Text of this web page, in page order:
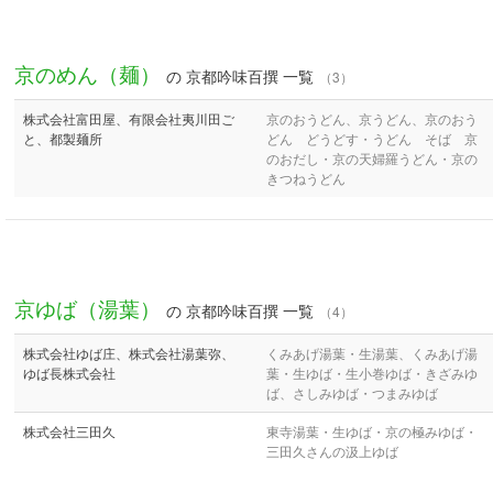
京のめん（麺） の 京都吟味百撰 一覧 （3）
株式会社富田屋、有限会社夷川田ご
と、都製麺所
京のおうどん、京うどん、京のおう
どん どうどす・うどん そば 京
のおだし・京の天婦羅うどん・京の
きつねうどん
京ゆば（湯葉） の 京都吟味百撰 一覧 （4）
株式会社ゆば庄、株式会社湯葉弥、
ゆば長株式会社
くみあげ湯葉・生湯葉、くみあげ湯
葉・生ゆば・生小巻ゆば・きざみゆ
ば、さしみゆば・つまみゆば
株式会社三田久
東寺湯葉・生ゆば・京の極みゆば・
三田久さんの汲上ゆば